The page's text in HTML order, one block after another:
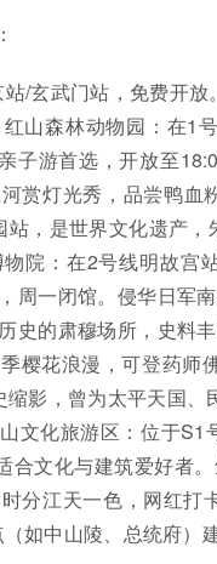
/玄武门站，免费开
山森林动物园：在1
子游首选，开放至
赏灯光秀，品尝鸭血
，是世界文化遗产，
院：在2号线明故宫
周一闭馆。侵华日军
史的肃穆场所，史料
樱花浪漫，可登药师
影，曾为太平天国
文化旅游区：位于S1
合文化与建筑爱好者
分江天一色，网红打
如中山陵、总统府）